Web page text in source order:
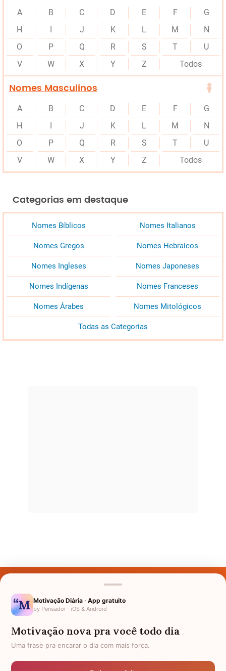
A B C D E F
G
H
I J K L M
N
O
P Q R S T
U
V
W X Y Z Todos
Nomes Masculinos
A B C D E F
G
H
I J K L M
N
O
P Q R S T
U
V
W X Y Z Todos
Categorias em destaque
Nomes Bíblicos Nomes Italianos
Nomes Gregos Nomes Hebraicos
Nomes Ingleses Nomes Japoneses
Nomes Indígenas Nomes Franceses
Nomes Árabes Nomes Mitológicos
Todas as Categorias
Nomes pelo Mundo
Política de Privacidade
Motivação Diária · App gratuito
by Pensador · iOS & Android
Motivação nova pra você todo dia
Uma frase pra encarar o dia com mais força.